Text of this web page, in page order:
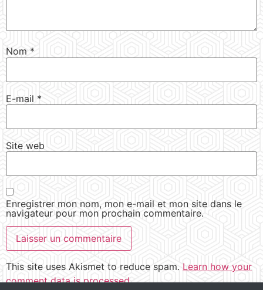
Nom *
E-mail *
Site web
Enregistrer mon nom, mon e-mail et mon site dans le
navigateur pour mon prochain commentaire.
This site uses Akismet to reduce spam. Learn how your
comment data is processed.